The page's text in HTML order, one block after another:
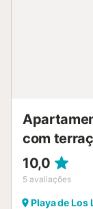
com
10,0
5 avaliações
Playa de Los